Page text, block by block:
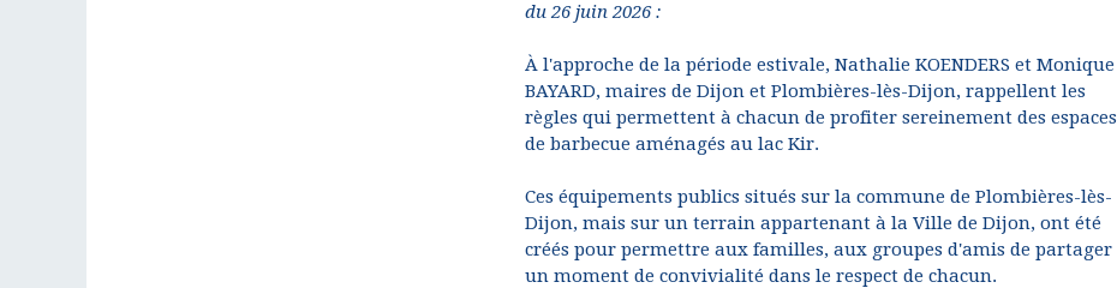
du 26 juin 2026 :
À l'approche de la période estivale, Nathalie KOENDERS et Monique
BAYARD, maires de Dijon et Plombières-lès-Dijon, rappellent les
règles qui permettent à chacun de profiter sereinement des espaces
de barbecue aménagés au lac Kir.
Ces équipements publics situés sur la commune de Plombières-lès-
Dijon, mais sur un terrain appartenant à la Ville de Dijon, ont été
créés pour permettre aux familles, aux groupes d'amis de partager
un moment de convivialité dans le respect de chacun.